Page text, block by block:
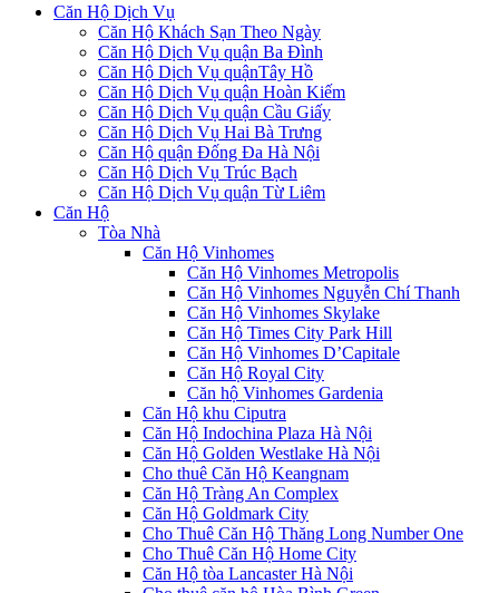
Căn Hộ Dịch Vụ
Căn Hộ Khách Sạn Theo Ngày
Căn Hộ Dịch Vụ quận Ba Đình
Căn Hộ Dịch Vụ quậnTây Hồ
Căn Hộ Dịch Vụ quận Hoàn Kiếm
Căn Hộ Dịch Vụ quận Cầu Giấy
Căn Hộ Dịch Vụ Hai Bà Trưng
Căn Hộ quận Đống Đa Hà Nội
Căn Hộ Dịch Vụ Trúc Bạch
Căn Hộ Dịch Vụ quận Từ Liêm
Căn Hộ
Tòa Nhà
Căn Hộ Vinhomes
Căn Hộ Vinhomes Metropolis
Căn Hộ Vinhomes Nguyễn Chí Thanh
Căn Hộ Vinhomes Skylake
Căn Hộ Times City Park Hill
Căn Hộ Vinhomes D’Capitale
Căn Hộ Royal City
Căn hộ Vinhomes Gardenia
Căn Hộ khu Ciputra
Căn Hộ Indochina Plaza Hà Nội
Căn Hộ Golden Westlake Hà Nội
Cho thuê Căn Hộ Keangnam
Căn Hộ Tràng An Complex
Căn Hộ Goldmark City
Cho Thuê Căn Hộ Thăng Long Number One
Cho Thuê Căn Hộ Home City
Căn Hộ tòa Lancaster Hà Nội